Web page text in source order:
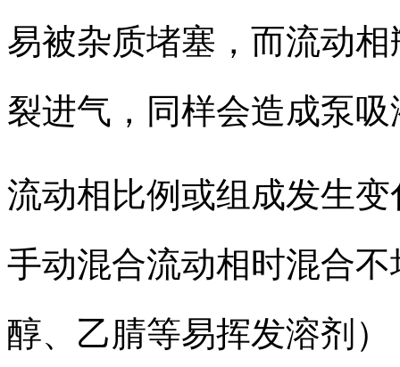
易被杂质堵塞，而流动
裂进气，同样会造成泵
流动相比例或组成发生
手动混合流动相时混合
醇、乙腈等易挥发溶剂